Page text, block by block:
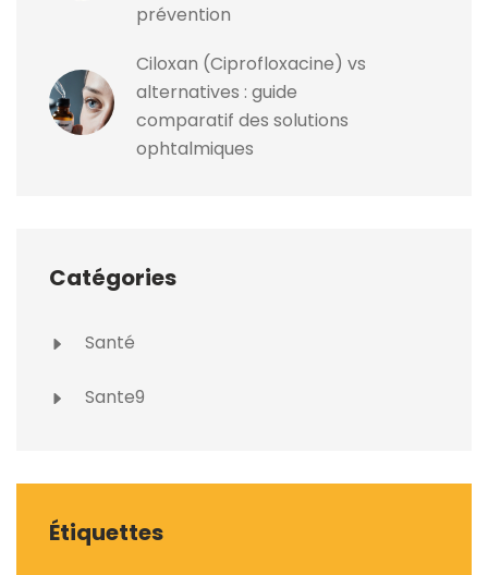
prévention
Ciloxan (Ciprofloxacine) vs
alternatives : guide
comparatif des solutions
ophtalmiques
Catégories
Santé
Sante9
Étiquettes